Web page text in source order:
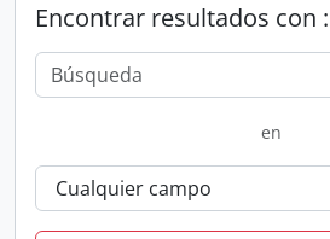
Encontrar resultados con :
en